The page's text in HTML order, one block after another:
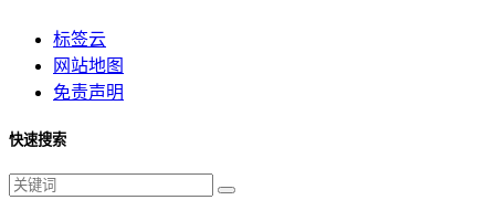
标签云
网站地图
免责声明
快速搜索